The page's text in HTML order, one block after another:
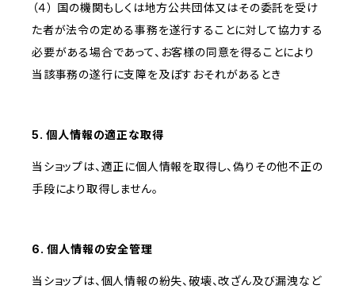
（４） 国の機関もしくは地方公共団体又はその委託を受け
た者が法令の定める事務を遂行することに対して協力する
必要がある場合であって、お客様の同意を得ることにより
当該事務の遂行に支障を及ぼすおそれがあるとき
5. 個人情報の適正な取得
当ショップは、適正に個人情報を取得し、偽りその他不正の
手段により取得しません。
6. 個人情報の安全管理
当ショップは、個人情報の紛失、破壊、改ざん及び漏洩など